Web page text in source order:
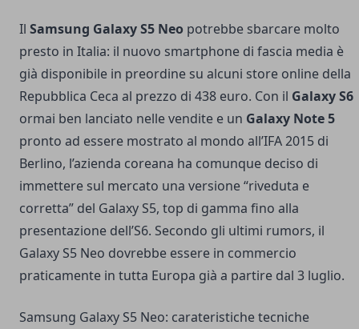
Il Samsung Galaxy S5 Neo potrebbe sbarcare molto
presto in Italia: il nuovo smartphone di fascia media è
già disponibile in preordine su alcuni store online della
Repubblica Ceca al prezzo di 438 euro. Con il Galaxy S6
ormai ben lanciato nelle vendite e un Galaxy Note 5
pronto ad essere mostrato al mondo all’IFA 2015 di
Berlino, l’azienda coreana ha comunque deciso di
immettere sul mercato una versione “riveduta e
corretta” del Galaxy S5, top di gamma fino alla
presentazione dell’S6. Secondo gli ultimi rumors, il
Galaxy S5 Neo dovrebbe essere in commercio
praticamente in tutta Europa già a partire dal 3 luglio.
Samsung Galaxy S5 Neo: carateristiche tecniche